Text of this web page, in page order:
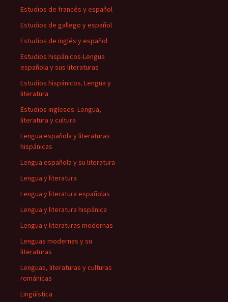
Estudios de francés y español
Estudios de gallego y español
Estudios de inglés y español
Estudios hispánicos-Lengua
española y sus literaturas
Estudios hispánicos. Lengua y
literatura
Estudios ingleses. Lengua,
literatura y cultura
Lengua española y literaturas
hispánicas
Lengua española y su literatura
Lengua y literatura
Lengua y literatura españolas
Lengua y literatura hispánica
Lengua y literaturas modernas
Lenguas modernas y su
literaturas
Lenguas, literaturas y culturas
románicas
Lingüística